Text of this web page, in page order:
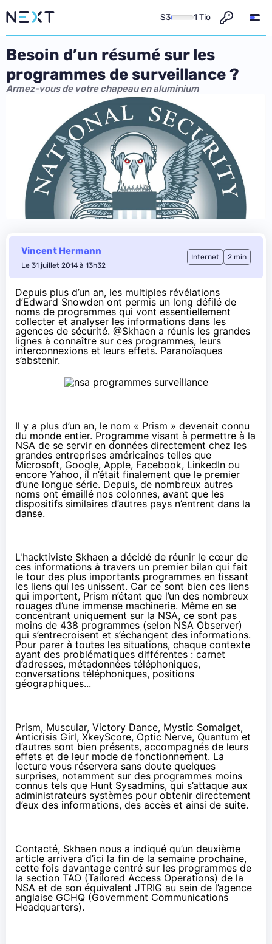
S3 1 Tio
Besoin d’un résumé sur les
programmes de surveillance ?
Armez-vous de votre chapeau en aluminium
Vincent Hermann
Le 31 juillet 2014 à 13h32
Internet 2 min
Depuis plus d’un an, les multiples révélations
d’Edward Snowden ont permis un long défilé de
noms de programmes qui vont essentiellement
collecter et analyser les informations dans les
agences de sécurité. @Skhaen a réunis les grandes
lignes à connaître sur ces programmes, leurs
interconnexions et leurs effets. Paranoïaques
s’abstenir.
Il y a plus d’un an, le nom « Prism » devenait connu
du monde entier. Programme visant à permettre à la
NSA de se servir en données directement chez les
grandes entreprises américaines telles que
Microsoft, Google, Apple, Facebook, LinkedIn ou
encore Yahoo, il n’était finalement que le premier
d’une longue série. Depuis, de nombreux autres
noms ont émaillé nos colonnes, avant que les
dispositifs similaires d’autres pays n’entrent dans la
danse.
L'hacktiviste Skhaen a décidé de réunir le cœur de
ces informations à travers un premier bilan qui fait
le tour des plus importants programmes en tissant
les liens qui les unissent. Car ce sont bien ces liens
qui importent, Prism n’étant que l’un des nombreux
rouages d’une immense machinerie. Même en se
concentrant uniquement sur la NSA, ce sont pas
moins de 438 programmes (selon NSA Observer)
qui s’entrecroisent et s’échangent des informations.
Pour parer à toutes les situations, chaque contexte
ayant des problématiques différentes : carnet
d’adresses, métadonnées téléphoniques,
conversations téléphoniques, positions
géographiques...
Prism, Muscular, Victory Dance, Mystic Somalget,
Anticrisis Girl, XkeyScore, Optic Nerve, Quantum et
d’autres sont bien présents, accompagnés de leurs
effets et de leur mode de fonctionnement. La
lecture vous réservera sans doute quelques
surprises, notamment sur des programmes moins
connus tels que Hunt Sysadmins, qui s’attaque aux
administrateurs systèmes pour obtenir directement
d’eux des informations, des accès et ainsi de suite.
Contacté, Skhaen nous a indiqué qu’un deuxième
article arrivera d’ici la fin de la semaine prochaine,
cette fois davantage centré sur les programmes de
la section TAO (Tailored Access Operations) de la
NSA et de son équivalent JTRIG au sein de l’agence
anglaise GCHQ (Government Communications
Headquarters).